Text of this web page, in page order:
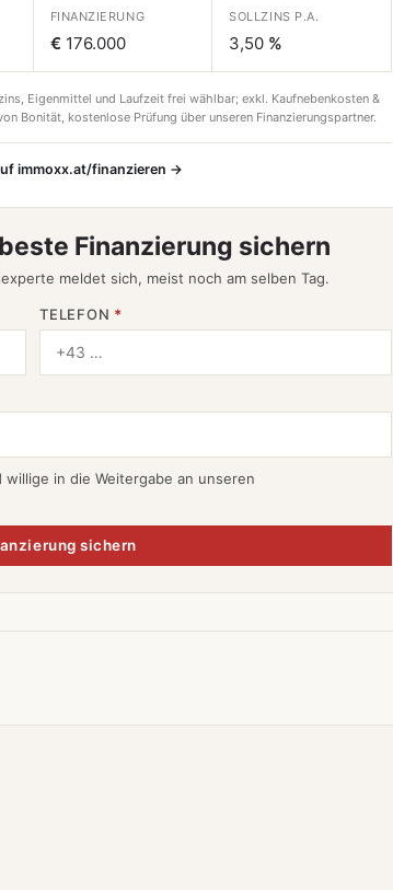
FINANZIERUNG
€ 176.000
SOLLZINS P.A.
3,50 %
Eigenmittel und Laufzeit frei wählbar; exkl. Kaufnebenkosten &
Bonität, kostenlose Prüfung über unseren Finanzierungspartner.
immoxx.at/finanzieren →
Finanzierung sichern
meldet sich, meist noch am selben Tag.
TELEFON *
willige in die Weitergabe an unseren
sichern